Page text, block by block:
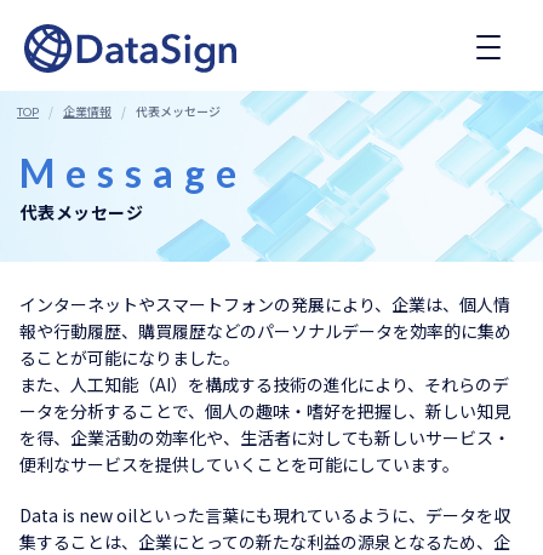
TOP 企業情報 代表メッセージ
Message
代表メッセージ
インターネットやスマートフォンの発展により、企業は、個人情
報や行動履歴、購買履歴などのパーソナルデータを効率的に集め
ることが可能になりました。
また、人工知能（AI）を構成する技術の進化により、それらのデ
ータを分析することで、個人の趣味・嗜好を把握し、新しい知見
を得、企業活動の効率化や、生活者に対しても新しいサービス・
便利なサービスを提供していくことを可能にしています。
Data is new oilといった言葉にも現れているように、データを収
集することは、企業にとっての新たな利益の源泉となるため、企